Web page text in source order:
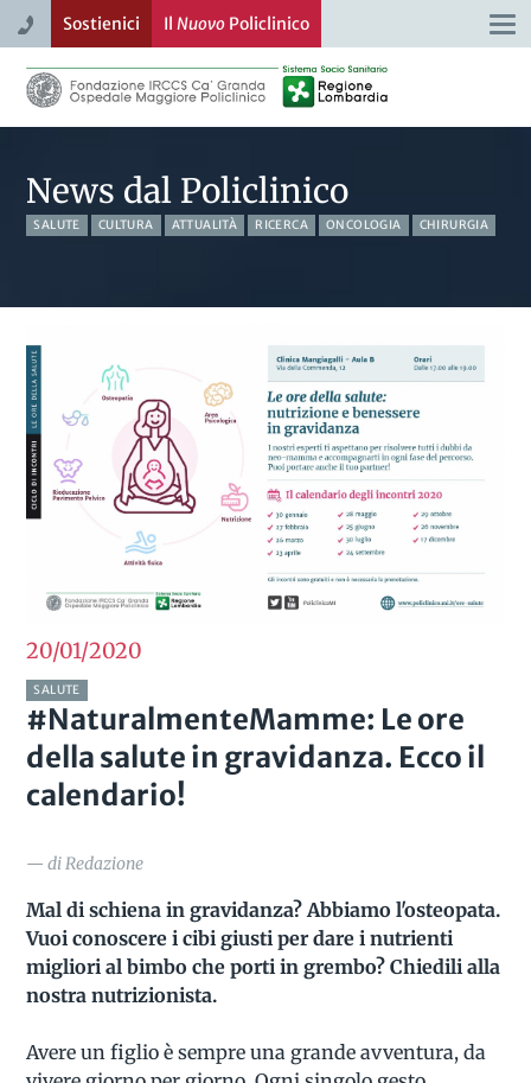
Sostienici Il NuovoPoliclinico
News dal Policlinico
SALUTE CULTURA ATTUALITÀ RICERCA ONCOLOGIA CHIRURGIA
20/012020
SALUTE
#NaturalmenteMamme: Le ore
della salute in gravidanza. Ecco il
calendario!
— di Redazione
Mal di schiena in gravidanza? Abbiamo l'osteopata.
Vuoi conoscere i cibi giusti per dare i nutrienti
migliori al bimbo che porti in grembo? Chiedili alla
nostra nutrizionista.
Avere un figlio è sempre una grande avventura, da